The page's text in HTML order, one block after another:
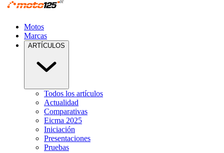
Motos
Marcas
ARTÍCULOS
Todos los artículos
Actualidad
Comparativas
Eicma 2025
Iniciación
Presentaciones
Pruebas